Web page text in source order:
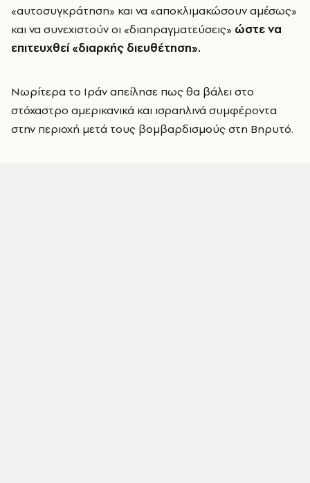
«αυτοσυγκράτηση» και να «αποκλιμακώσουν αμέσως»
και να συνεχιστούν οι «διαπραγματεύσεις» ώστε να
επιτευχθεί «διαρκής διευθέτηση».
Νωρίτερα το Ιράν απείλησε πως θα βάλει στο
στόχαστρο αμερικανικά και ισραηλινά συμφέροντα
στην περιοχή μετά τους βομβαρδισμούς στη Βηρυτό.